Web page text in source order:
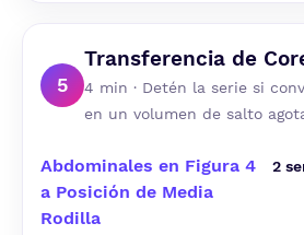
5
Transferencia de
4 min · Detén la serie si
en un volumen de salto
Abdominales en Figura 4
a Posición de Media
Rodilla
2